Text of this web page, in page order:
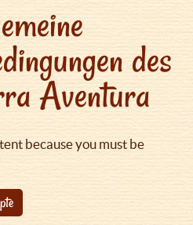
des
Aventura
because you must be